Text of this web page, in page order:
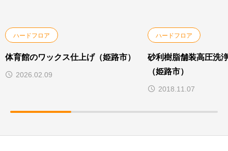
ハードフロア
体育館のワックス仕上げ（姫路市）
2026.02.09
ハードフロア
砂利樹脂舗装高圧洗
（姫路市）
2018.11.07